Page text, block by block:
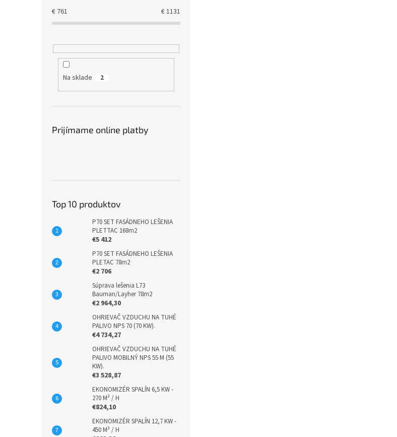
€ 761 €1131
Na sklade 2
Prijímame online platby
Top 10 produktov
P70 SET FASÁDNEHO LEŠENIA
PLETTAC 168m2
€5 412
P70 SET FASÁDNEHO LEŠENIA
PLETAC 78m2
€2 706
Súprava lešenia L73
Bauman/Layher 78m2
€2 964,30
OHRIEVAČ VZDUCHU NA TUHÉ
PALIVO NPS 70 (70 KW).
€4 734,27
OHRIEVAČ VZDUCHU NA TUHÉ
PALIVO MOBILNÝ NPS 55 M (55
KW).
€3 528,87
EKONOMIZÉR SPALÍN 6,5 KW -
270 M³ / H
€824,10
EKONOMIZÉR SPALÍN 12,7 KW -
450 M³ / H